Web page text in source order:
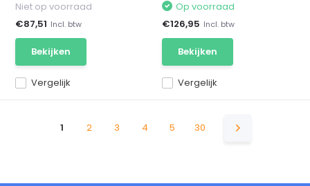
Vergelijk
Niet op voorraad
€87,51 Incl. btw
Bekijken
Vergelijk
Op voorraad
€126,95 Incl. btw
Bekijken
1 2 3 4 5 30